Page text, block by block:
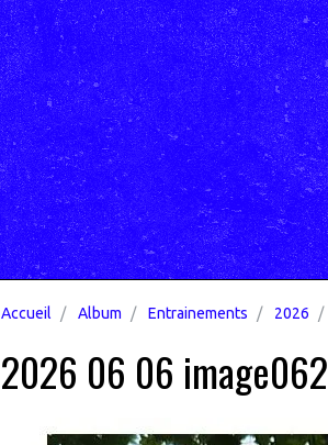
Accueil Album Entrainements 2026
2026 06 06 image062